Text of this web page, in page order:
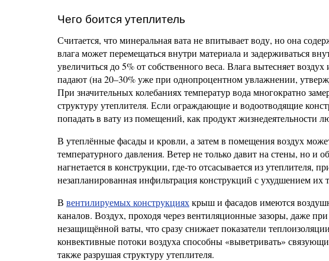
Чего боится утеплитель
Считается, что минеральная вата не впитывает воду, но она
влага может перемещаться внутри материала и задерживаться
увеличиться до 5% от собственного веса. Влага вытесняет
падают (на 20–30% уже при однопроцентном увлажнении,
При значительных колебаниях температур вода многократно
структуру утеплителя. Если ограждающие и водоотводящие
попадать в вату из помещений, как продукт
В утеплённые фасады и кровли, а затем в помещения воздух
температурного давления. Ветер не только давит на стены, но и
нагнетается в конструкции, где-то отсасывается из утеплителя,
незапланированная инфильтрация конструкций с ухудшением их
В вентилируемых конструкцияхкрыш и фасадов имеются
каналов. Воздух, проходя через вентиляционные зазоры, даже
незащищённой ваты, что сразу снижает показатели
конвективные потоки воздуха способны «выветривать»
также разрушая структуру утеплителя.